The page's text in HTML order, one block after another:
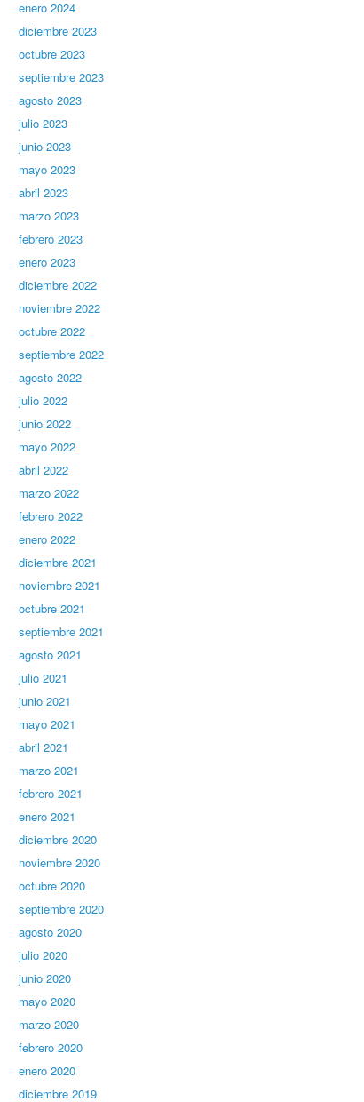
enero 2024
diciembre 2023
octubre 2023
septiembre 2023
agosto 2023
julio 2023
junio 2023
mayo 2023
abril 2023
marzo 2023
febrero 2023
enero 2023
diciembre 2022
noviembre 2022
octubre 2022
septiembre 2022
agosto 2022
julio 2022
junio 2022
mayo 2022
abril 2022
marzo 2022
febrero 2022
enero 2022
diciembre 2021
noviembre 2021
octubre 2021
septiembre 2021
agosto 2021
julio 2021
junio 2021
mayo 2021
abril 2021
marzo 2021
febrero 2021
enero 2021
diciembre 2020
noviembre 2020
octubre 2020
septiembre 2020
agosto 2020
julio 2020
junio 2020
mayo 2020
marzo 2020
febrero 2020
enero 2020
diciembre 2019